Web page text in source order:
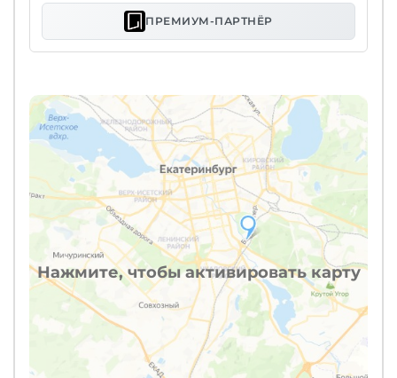
Нажмите, чтобы активировать карту
ПРЕМИУМ-ПАРТНЁР